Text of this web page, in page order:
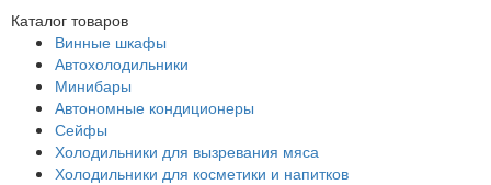
Каталог товаров
Винные шкафы
Автохолодильники
Минибары
Автономные кондиционеры
Сейфы
Холодильники для вызревания мяса
Холодильники для косметики и напитков